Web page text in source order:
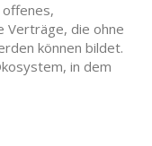
offenes,
Verträge, die ohne
können bildet.
in dem